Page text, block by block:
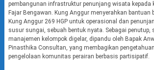
pembangunan infrastruktur penunjang wisata kepada
Fajar Bengawan. Kung Anggur menyerahkan bantuan
Kung Anggur 269 HGP untuk operasional dan
susur sungai, sebuah bentuk nyata. Sebagai penutup,
manajemen kelompok digelar, dipandu oleh Bapak
Pinasthika Consultan, yang membagikan
pengelolaan komunitas perairan berbasis partisipatif.